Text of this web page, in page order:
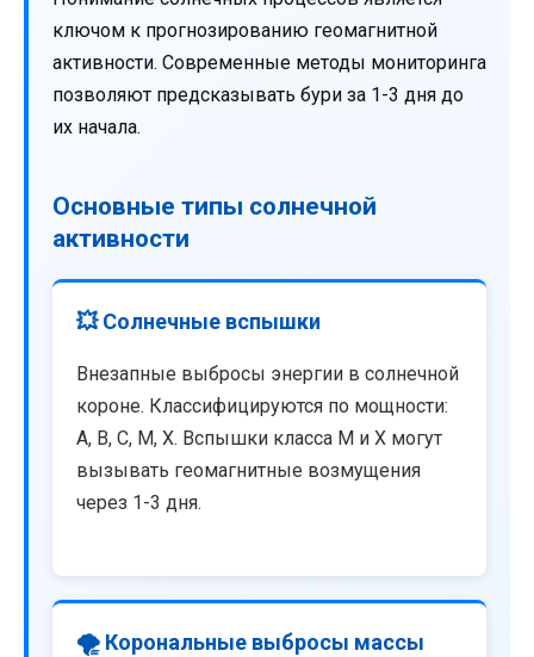
ключом к прогнозированию геомагнитной
активности. Современные методы мониторинга
позволяют предсказывать бури за 1-3 дня до
их начала.
Основные типы солнечной
активности
💥 Солнечные вспышки
Внезапные выбросы энергии в солнечной
короне. Классифицируются по мощности:
A, B, C, M, X. Вспышки класса M и X могут
вызывать геомагнитные возмущения
через 1-3 дня.
🌪️ Корональные выбросы массы